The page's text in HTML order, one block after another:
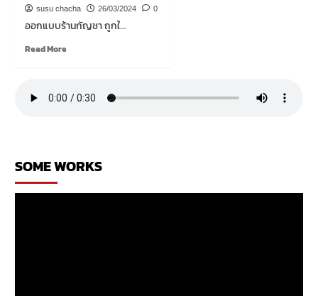
susu chacha 26/03/2024 0
ออกแบบร้านกัญชา ถูกใ...
Read MoreRead
ออกแบบ
SOME WORKS